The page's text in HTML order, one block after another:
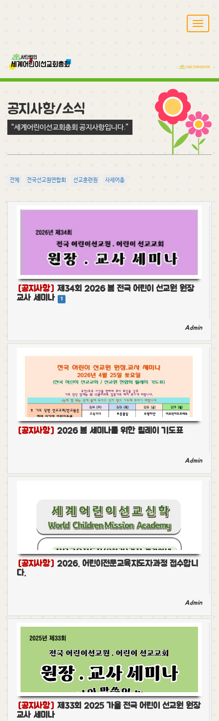
T
o
n
i
g
a
t
i
공지사항/소식
“세계어린이선교회총회 공지사항입니다.”
전체 전국선교원연합회 선교훈련원 사세어총
[공지사항] 제34회 2026 봄 전국 어린이 선교원 원장
교사 세미나
1
Admin
[공지사항] 2026 봄 세미나를 위한 릴레이 기도표
Admin
[공지사항] 2026. 어린이전문교육지도자과정 접수합니
다.
Admin
[공지사항] 제33회 2025 가을 전국 어린이 선교원 원장
교사 세미나